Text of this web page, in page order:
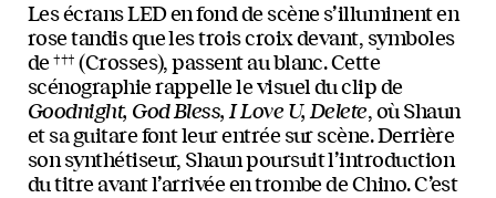
Les écrans LED en fond de scène s’illuminent en
rose tandis que les trois croix devant, symboles
de ††† (Crosses), passent au blanc. Cette
scénographie rappelle le visuel du clip de
Goodnight, God Bless, I Love U, Delete, où Shaun
et sa guitare font leur entrée sur scène. Derrière
son synthétiseur, Shaun poursuit l’introduction
du titre avant l’arrivée en trombe de Chino. C’est